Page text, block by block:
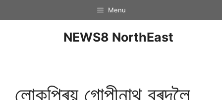
Menu
NEWS8 NorthEast
লোকপ্ৰিয় গোপীনাথ বৰদলৈ